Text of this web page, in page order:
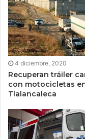
4 diciembre, 2020
Recuperan tráiler
con motocicletas
Tlalancaleca